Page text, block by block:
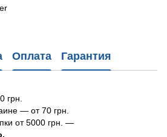
Оплата Гарантия
грн.
— от 70 грн.
от 5000 грн. —